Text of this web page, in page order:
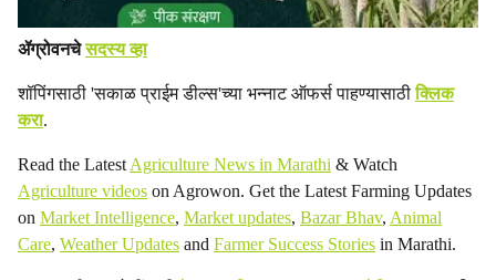
ॲग्रोवनचेसदस्य व्हा
शॉपिंगसाठी 'सकाळ प्राईम डील्स'च्या भन्नाट ऑफर्स पाहण्यासाठीक्लिक
करा.
Read the Latest Agriculture News in Marathi & Watch
Agriculture videos on Agrowon. Get the Latest Farming Updates
on Market Intelligence, Market updates, Bazar Bhav, Animal
Care, Weather Updates and Farmer Success Stories in Marathi.